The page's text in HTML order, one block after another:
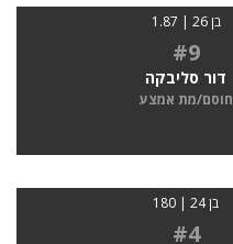
בן 26 | 1.87
#9
דור סליבקה
חוסם/מת אמצע
בן 24 | 180
#4